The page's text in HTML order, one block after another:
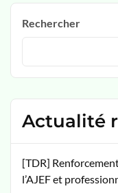
Rechercher
Actualité
[TDR]
l’AJEF et